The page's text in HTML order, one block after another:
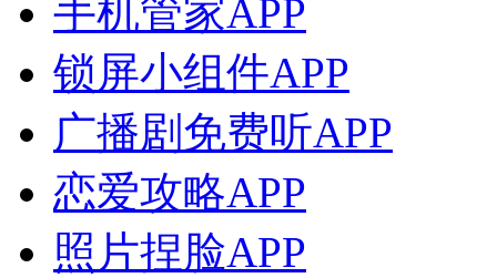
手机管家APP
锁屏小组件APP
广播剧免费听APP
恋爱攻略APP
照片捏脸APP